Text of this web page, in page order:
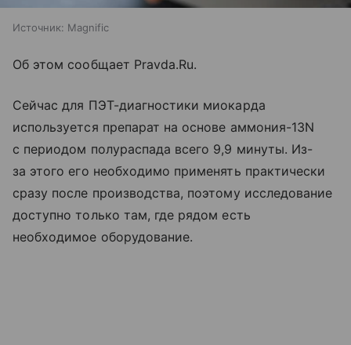
Источник: Magnific
Об этом сообщает Pravda.Ru.
Сейчас для ПЭТ-диагностики миокарда
используется препарат на основе аммония-13N
с периодом полураспада всего 9,9 минуты. Из-
за этого его необходимо применять практически
сразу после производства, поэтому исследование
доступно только там, где рядом есть
необходимое оборудование.